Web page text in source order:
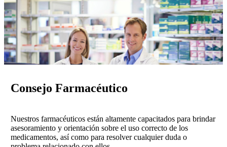
Consejo Farmacéutico
Nuestros farmacéuticos están altamente capacitados para brindar
asesoramiento y orientación sobre el uso correcto de los
medicamentos, así como para resolver cualquier duda o